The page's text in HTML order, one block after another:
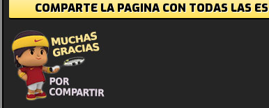
COMPARTE LA PAGINA CON TODAS LAS